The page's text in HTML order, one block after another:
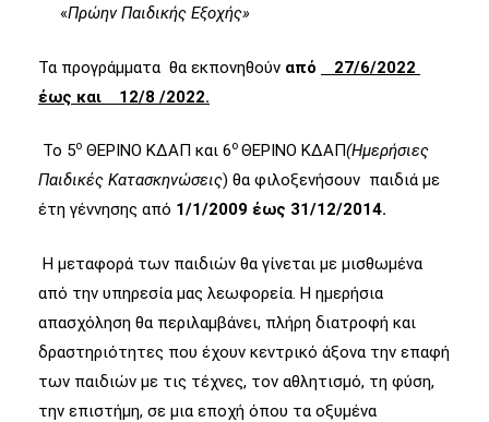
«Πρώην Παιδικής Εξοχής»
Τα προγράμματα θα εκπονηθούν από
27/6/2022
έως και 12/8 /2022.
Το 5ο ΘΕΡΙΝΟ ΚΔΑΠ και 6ο ΘΕΡΙΝΟ ΚΔΑΠ(Ημερήσιες
Παιδικές Κατασκηνώσεις) θα φιλοξενήσουν παιδιά με
έτη γέννησης από 1/1/2009 έως 31/12/2014.
Η μεταφορά των παιδιών θα γίνεται με μισθωμένα
από την υπηρεσία μας λεωφορεία. Η ημερήσια
απασχόληση θα περιλαμβάνει, πλήρη διατροφή και
δραστηριότητες που έχουν κεντρικό άξονα την επαφή
των παιδιών με τις τέχνες, τον αθλητισμό, τη φύση,
την επιστήμη, σε μια εποχή όπου τα οξυμένα